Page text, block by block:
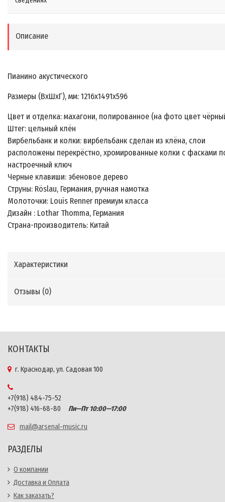
Описание
Пианино акустического
Размеры (ВхШхГ), мм: 1216х1491х596
Цвет и отделка: махагони, полированное (на фото цвет
Штег: цельный клён
Вирбельбанк и колки: вирбельбанк сделан из клёна, слои
расположены перекрёстно, хромированные колки с фасками
настроечный ключ
Черные клавиши: эбеновое дерево
Струны: Röslau, Германия, ручная намотка
Молоточки: Louis Renner премиум класса
Дизайн : Lothar Thomma, Германия
Страна-производитель: Китай
Характеристики
Отзывы (0)
КОНТАКТЫ
г. Краснодар, ул. Садовая 100
+7(918) 484-75-52
+7(918) 416-68-80
Пн—Пт 10:00—17:00
mail@arsenal-music.ru
РАЗДЕЛЫ
О компании
Доставка и Оплата
Как заказать?